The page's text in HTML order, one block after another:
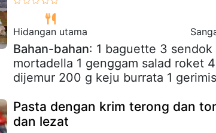
Hidangan utama
Bahan-bahan: 1 baguette 3
mortadella 1 genggam salad roket
dijemur 200 g keju burrata 1
Pasta dengan krim terong dan
dan lezat